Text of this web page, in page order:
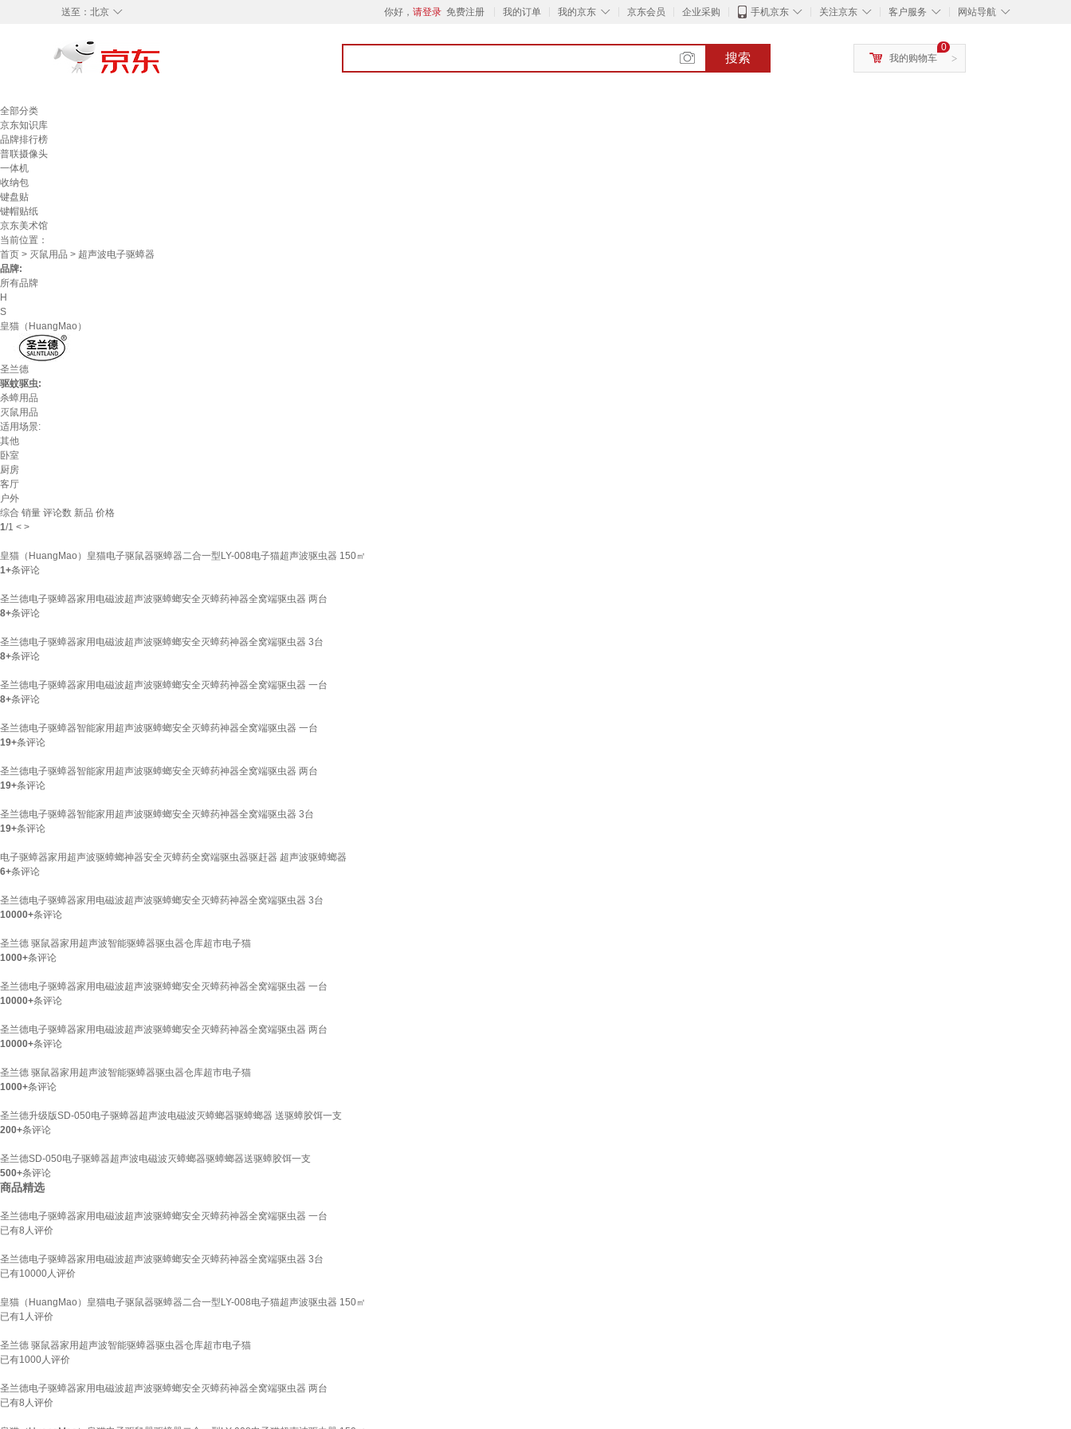
◇
送至： 北京 你好， 请登录 免费注册 我的订单 ◇
我的京东 京东会员 企业采购 ◇
手机京东 ◇
关注京东 ◇
客户服务 ◇
网站导航
搜索 >
0
我的购物车
全部分类
京东知识库
品牌排行榜
普联摄像头
一体机
收纳包
键盘贴
键帽贴纸
京东美术馆
当前位置：
首页 > 灭鼠用品 > 超声波电子驱蟑器
品牌:
所有品牌
H
S
皇猫（HuangMao）
圣兰德
驱蚊驱虫:
杀蟑用品
灭鼠用品
适用场景:
其他
卧室
厨房
客厅
户外
综合 销量 评论数 新品 价格
1/1 < >
皇猫（HuangMao）皇猫电子驱鼠器驱蟑器二合一型LY-008电子猫超声波驱虫器 150㎡
1+条评论
圣兰德电子驱蟑器家用电磁波超声波驱蟑螂安全灭蟑药神器全窝端驱虫器 两台
8+条评论
圣兰德电子驱蟑器家用电磁波超声波驱蟑螂安全灭蟑药神器全窝端驱虫器 3台
8+条评论
圣兰德电子驱蟑器家用电磁波超声波驱蟑螂安全灭蟑药神器全窝端驱虫器 一台
8+条评论
圣兰德电子驱蟑器智能家用超声波驱蟑螂安全灭蟑药神器全窝端驱虫器 一台
19+条评论
圣兰德电子驱蟑器智能家用超声波驱蟑螂安全灭蟑药神器全窝端驱虫器 两台
19+条评论
圣兰德电子驱蟑器智能家用超声波驱蟑螂安全灭蟑药神器全窝端驱虫器 3台
19+条评论
电子驱蟑器家用超声波驱蟑螂神器安全灭蟑药全窝端驱虫器驱赶器 超声波驱蟑螂器
6+条评论
圣兰德电子驱蟑器家用电磁波超声波驱蟑螂安全灭蟑药神器全窝端驱虫器 3台
10000+条评论
圣兰德 驱鼠器家用超声波智能驱蟑器驱虫器仓库超市电子猫
1000+条评论
圣兰德电子驱蟑器家用电磁波超声波驱蟑螂安全灭蟑药神器全窝端驱虫器 一台
10000+条评论
圣兰德电子驱蟑器家用电磁波超声波驱蟑螂安全灭蟑药神器全窝端驱虫器 两台
10000+条评论
圣兰德 驱鼠器家用超声波智能驱蟑器驱虫器仓库超市电子猫
1000+条评论
圣兰德升级版SD-050电子驱蟑器超声波电磁波灭蟑螂器驱蟑螂器 送驱蟑胶饵一支
200+条评论
圣兰德SD-050电子驱蟑器超声波电磁波灭蟑螂器驱蟑螂器送驱蟑胶饵一支
500+条评论
商品精选
圣兰德电子驱蟑器家用电磁波超声波驱蟑螂安全灭蟑药神器全窝端驱虫器 一台
已有8 人评价
圣兰德电子驱蟑器家用电磁波超声波驱蟑螂安全灭蟑药神器全窝端驱虫器 3台
已有10000人评价
皇猫（HuangMao）皇猫电子驱鼠器驱蟑器二合一型LY-008电子猫超声波驱虫器 150㎡
已有1 人评价
圣兰德 驱鼠器家用超声波智能驱蟑器驱虫器仓库超市电子猫
已有1000人评价
圣兰德电子驱蟑器家用电磁波超声波驱蟑螂安全灭蟑药神器全窝端驱虫器 两台
已有8 人评价